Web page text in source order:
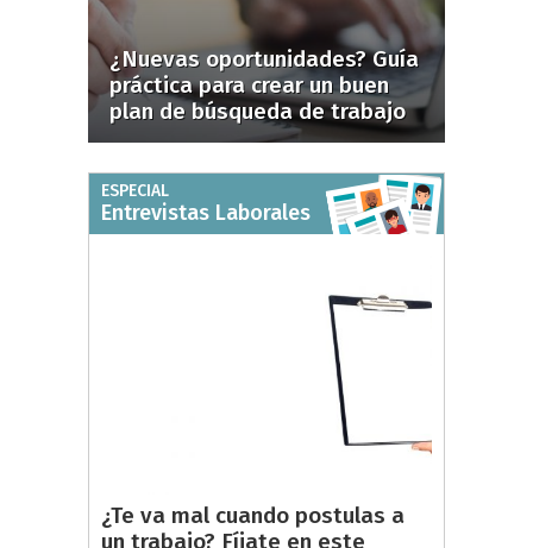
¿Nuevas oportunidades? Guía
práctica para crear un buen
plan de búsqueda de trabajo
ESPECIAL
Entrevistas Laborales
¿Te va mal cuando postulas a
un trabajo? Fíjate en este